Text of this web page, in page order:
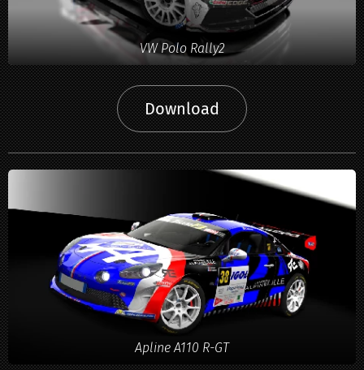
VW Polo Rally2
Download
Apline A110 R-GT